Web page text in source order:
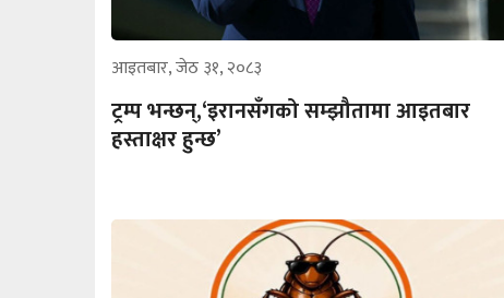
आइतबार, जेठ ३१, २०८३
ट्रम्प भन्छन्,‘इरानसँगको सम्झौतामा आइतबार
हस्ताक्षर हुन्छ’